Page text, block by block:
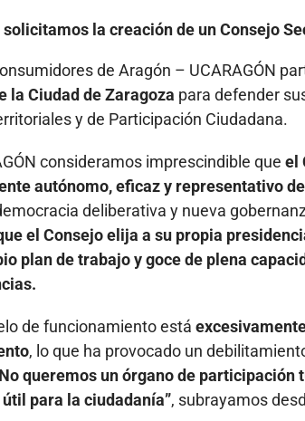
la creación de un Consejo
de Aragón – UCARAGÓN
la Ciudad de Zaragoza para defender
y de Participación Ciudadana.
consideramos imprescindible que el
autónomo, eficaz y representativo
deliberativa y nueva
el Consejo elija a su propia
plan de trabajo y goce de plena
de funcionamiento está
, lo que ha provocado un
queremos un órgano de
para la ciudadanía”, subrayamos